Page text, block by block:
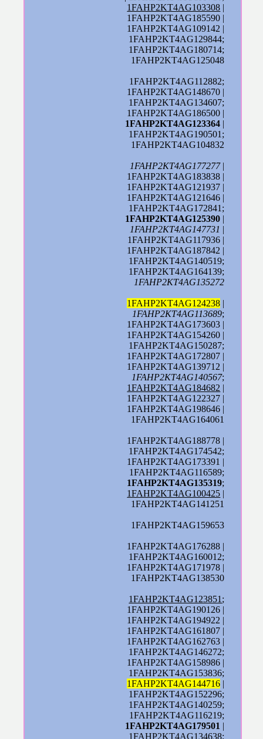
1FAHP2KT4AG103308 |
1FAHP2KT4AG185590 |
1FAHP2KT4AG109142 |
1FAHP2KT4AG129844;
1FAHP2KT4AG180714;
1FAHP2KT4AG125048
1FAHP2KT4AG112882;
1FAHP2KT4AG148670 |
1FAHP2KT4AG134607;
1FAHP2KT4AG186500 |
1FAHP2KT4AG123364 |
1FAHP2KT4AG190501;
1FAHP2KT4AG104832
1FAHP2KT4AG177277|
1FAHP2KT4AG183838 |
1FAHP2KT4AG121937 |
1FAHP2KT4AG121646 |
1FAHP2KT4AG172841;
1FAHP2KT4AG125390 |
1FAHP2KT4AG147731 |
1FAHP2KT4AG117936 |
1FAHP2KT4AG187842 |
1FAHP2KT4AG140519;
1FAHP2KT4AG164139;
1FAHP2KT4AG135272
1FAHP2KT4AG124238 |
1FAHP2KT4AG113689;
1FAHP2KT4AG173603 |
1FAHP2KT4AG154260 |
1FAHP2KT4AG150287;
1FAHP2KT4AG172807 |
1FAHP2KT4AG139712 |
1FAHP2KT4AG140567;
1FAHP2KT4AG184682 |
1FAHP2KT4AG122327 |
1FAHP2KT4AG198646 |
1FAHP2KT4AG164061
1FAHP2KT4AG188778 |
1FAHP2KT4AG174542;
1FAHP2KT4AG173391 |
1FAHP2KT4AG116589;
1FAHP2KT4AG135319;
1FAHP2KT4AG100425 |
1FAHP2KT4AG141251
1FAHP2KT4AG159653
1FAHP2KT4AG176288 |
1FAHP2KT4AG160012;
1FAHP2KT4AG171978 |
1FAHP2KT4AG138530
1FAHP2KT4AG123851 ;
1FAHP2KT4AG190126 |
1FAHP2KT4AG194922 |
1FAHP2KT4AG161807 |
1FAHP2KT4AG162763 |
1FAHP2KT4AG146272;
1FAHP2KT4AG158986 |
1FAHP2KT4AG153836;
1FAHP2KT4AG144716 |
1FAHP2KT4AG152296;
1FAHP2KT4AG140259;
1FAHP2KT4AG116219;
1FAHP2KT4AG179501 |
1FAHP2KT4AG134638;